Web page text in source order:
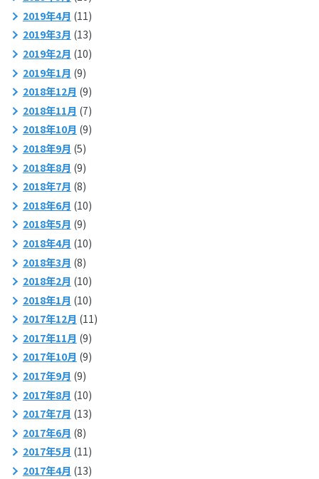
2019年4月 (11)
2019年3月 (13)
2019年2月 (10)
2019年1月 (9)
2018年12月 (9)
2018年11月 (7)
2018年10月 (9)
2018年9月 (5)
2018年8月 (9)
2018年7月 (8)
2018年6月 (10)
2018年5月 (9)
2018年4月 (10)
2018年3月 (8)
2018年2月 (10)
2018年1月 (10)
2017年12月 (11)
2017年11月 (9)
2017年10月 (9)
2017年9月 (9)
2017年8月 (10)
2017年7月 (13)
2017年6月 (8)
2017年5月 (11)
2017年4月 (13)